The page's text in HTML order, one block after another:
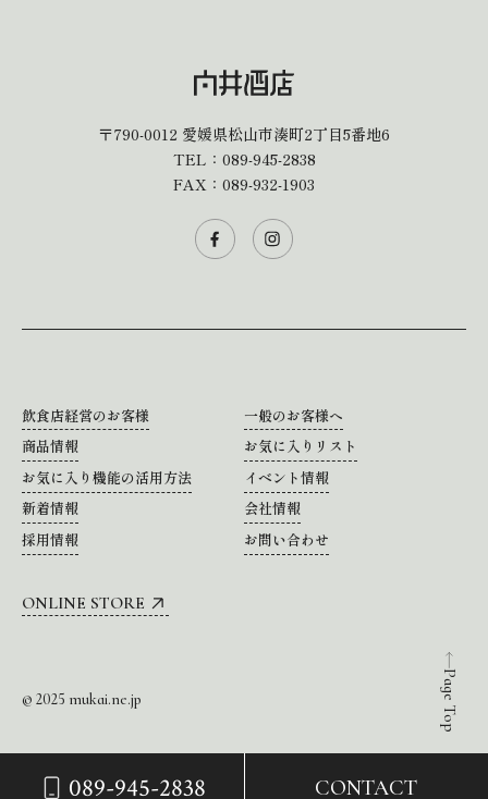
089-945-2838 CONTACT
Page Top
〒790-0012 愛媛県松山市湊町2丁目5番地6
TEL： 089-945-2838
FAX：089-932-1903
飲食店経営のお客様
一般のお客様へ
商品情報
お気に入りリスト
お気に入り機能の活用方法
イベント情報
新着情報
会社情報
採用情報
お問い合わせ
ONLINE STORE
© 2025 mukai.ne.jp